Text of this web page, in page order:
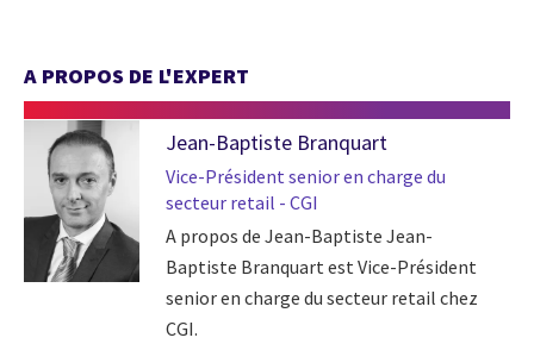
A PROPOS DE L'EXPERT
Jean-Baptiste Branquart
Vice-Président senior en charge du
secteur retail - CGI
A propos de Jean-Baptiste Jean-
Baptiste Branquart est Vice-Président
senior en charge du secteur retail chez
CGI.